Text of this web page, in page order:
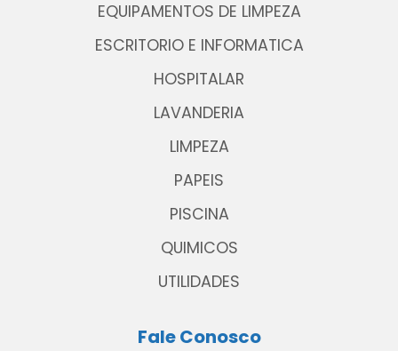
EQUIPAMENTOS DE LIMPEZA
ESCRITORIO E INFORMATICA
HOSPITALAR
LAVANDERIA
LIMPEZA
PAPEIS
PISCINA
QUIMICOS
UTILIDADES
Fale Conosco